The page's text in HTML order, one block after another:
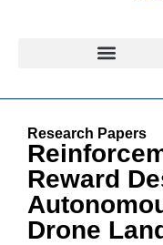
Research Papers
Reward
Drone